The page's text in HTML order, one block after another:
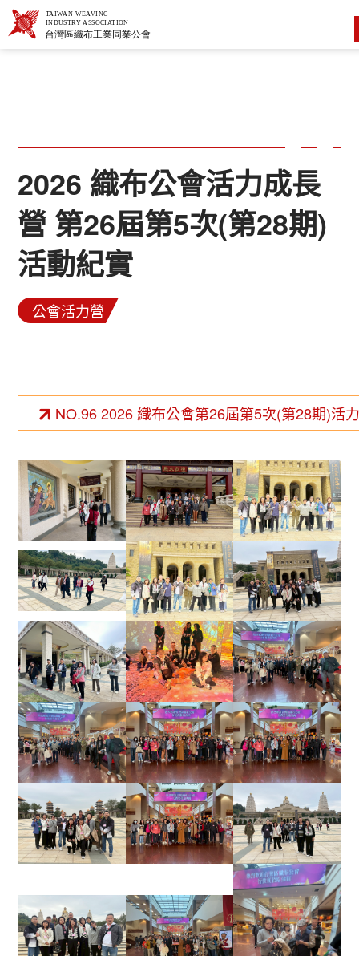
2026 織布公會活力成長
營 第26屆第5次(第28期)
活動紀實
公會活力營
NO.96 2026 織布公會第26屆第5次(第28期)活